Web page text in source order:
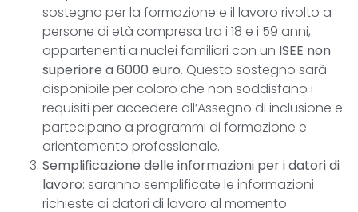
sostegno per la formazione e il lavoro rivolto a
persone di età compresa tra i 18 e i 59 anni,
appartenenti a nuclei familiari con un ISEE non
superiore a 6000 euro. Questo sostegno sarà
disponibile per coloro che non soddisfano i
requisiti per accedere all’Assegno di inclusione e
partecipano a programmi di formazione e
orientamento professionale.
Semplificazione delle informazioni per i datori di
lavoro: saranno semplificate le informazioni
richieste ai datori di lavoro al momento